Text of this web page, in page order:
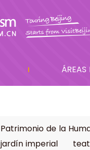
ÁREAS
Patrimonio de la
jardín imperial